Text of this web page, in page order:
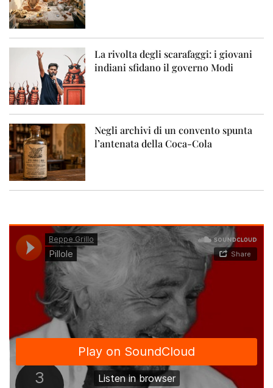
La rivolta degli scarafaggi: i giovani
indiani sfidano il governo Modi
Negli archivi di un convento spunta
l’antenata della Coca-Cola